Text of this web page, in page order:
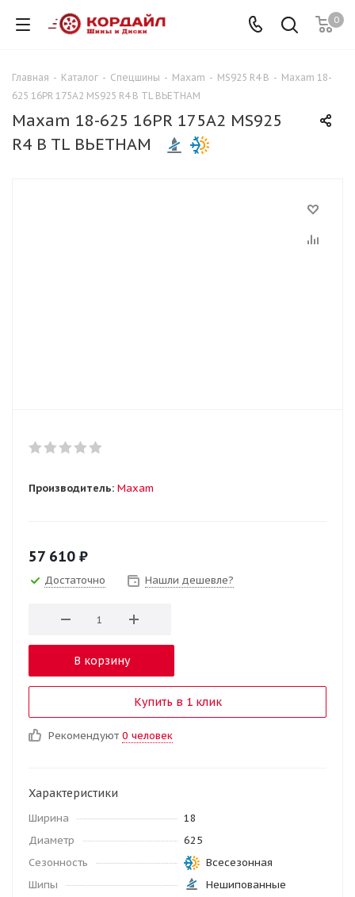
0
Главная - Каталог - Спецшины - Maxam - MS925 R4 B - Maxam 18-
625 16PR 175A2 MS925 R4 B TL ВЬЕТНАМ
Maxam 18-625 16PR 175A2 MS925
R4 B TL ВЬЕТНАМ
Производитель: Maxam
57 610 ₽
Достаточно Нашли дешевле?
В корзину
Купить в 1 клик
Рекомендуют 0 человек
Характеристики
Ширина
18
Диаметр
625
Сезонность
Всесезонная
Шипы
Нешипованные